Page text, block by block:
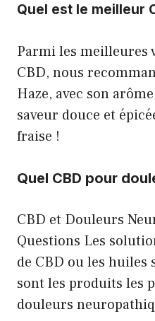
Quel est le meilleur
Parmi les meilleures
CBD, nous
Haze, avec son
saveur douce et
fraise !
Quel CBD pour
CBD et Douleurs
Questions Les
de CBD ou les huiles
sont les produits les
douleurs